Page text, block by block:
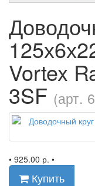
Vortex
3SF (арт.
• 925.00 р. •
Купить